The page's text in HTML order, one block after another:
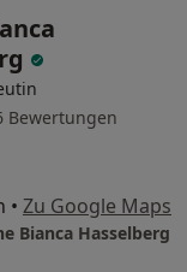
Bewertungen
• Zu Google Maps
Bianca Hasselberg